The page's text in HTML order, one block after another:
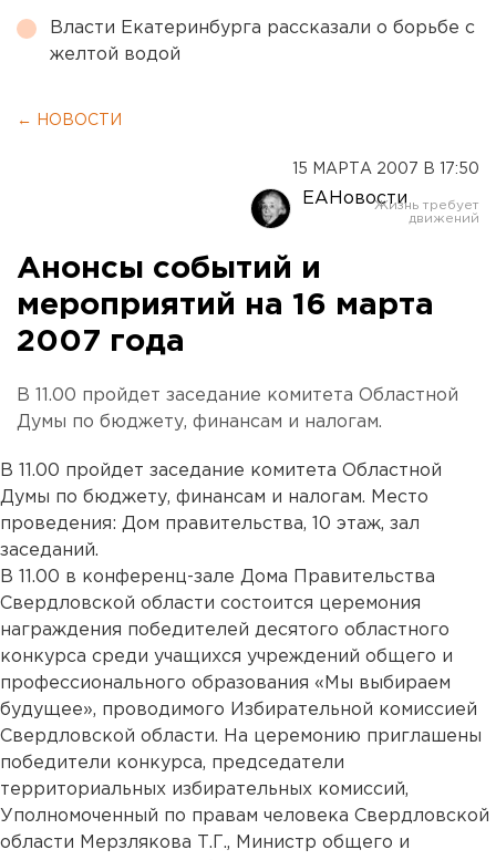
Власти Екатеринбурга рассказали о борьбе с
желтой водой
← НОВОСТИ
15 МАРТА 2007 В 17:50
ЕАНовости
Анонсы событий и
мероприятий на 16 марта
2007 года
В 11.00 пройдет заседание комитета Областной
Думы по бюджету, финансам и налогам.
В 11.00 пройдет заседание комитета Областной
Думы по бюджету, финансам и налогам. Место
проведения: Дом правительства, 10 этаж, зал
заседаний.
В 11.00 в конференц-зале Дома Правительства
Свердловской области состоится церемония
награждения победителей десятого областного
конкурса среди учащихся учреждений общего и
профессионального образования «Мы выбираем
будущее», проводимого Избирательной комиссией
Свердловской области. На церемонию приглашены
победители конкурса, председатели
территориальных избирательных комиссий,
Уполномоченный по правам человека Свердловской
области Мерзлякова Т.Г., Министр общего и